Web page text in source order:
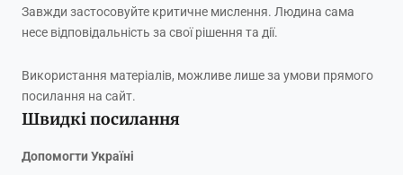
Завжди застосовуйте критичне мислення. Людина сама
несе відповідальність за свої рішення та дії.
Використання матеріалів, можливе лише за умови прямого
посилання на сайт.
Швидкі посилання
Допомогти Україні